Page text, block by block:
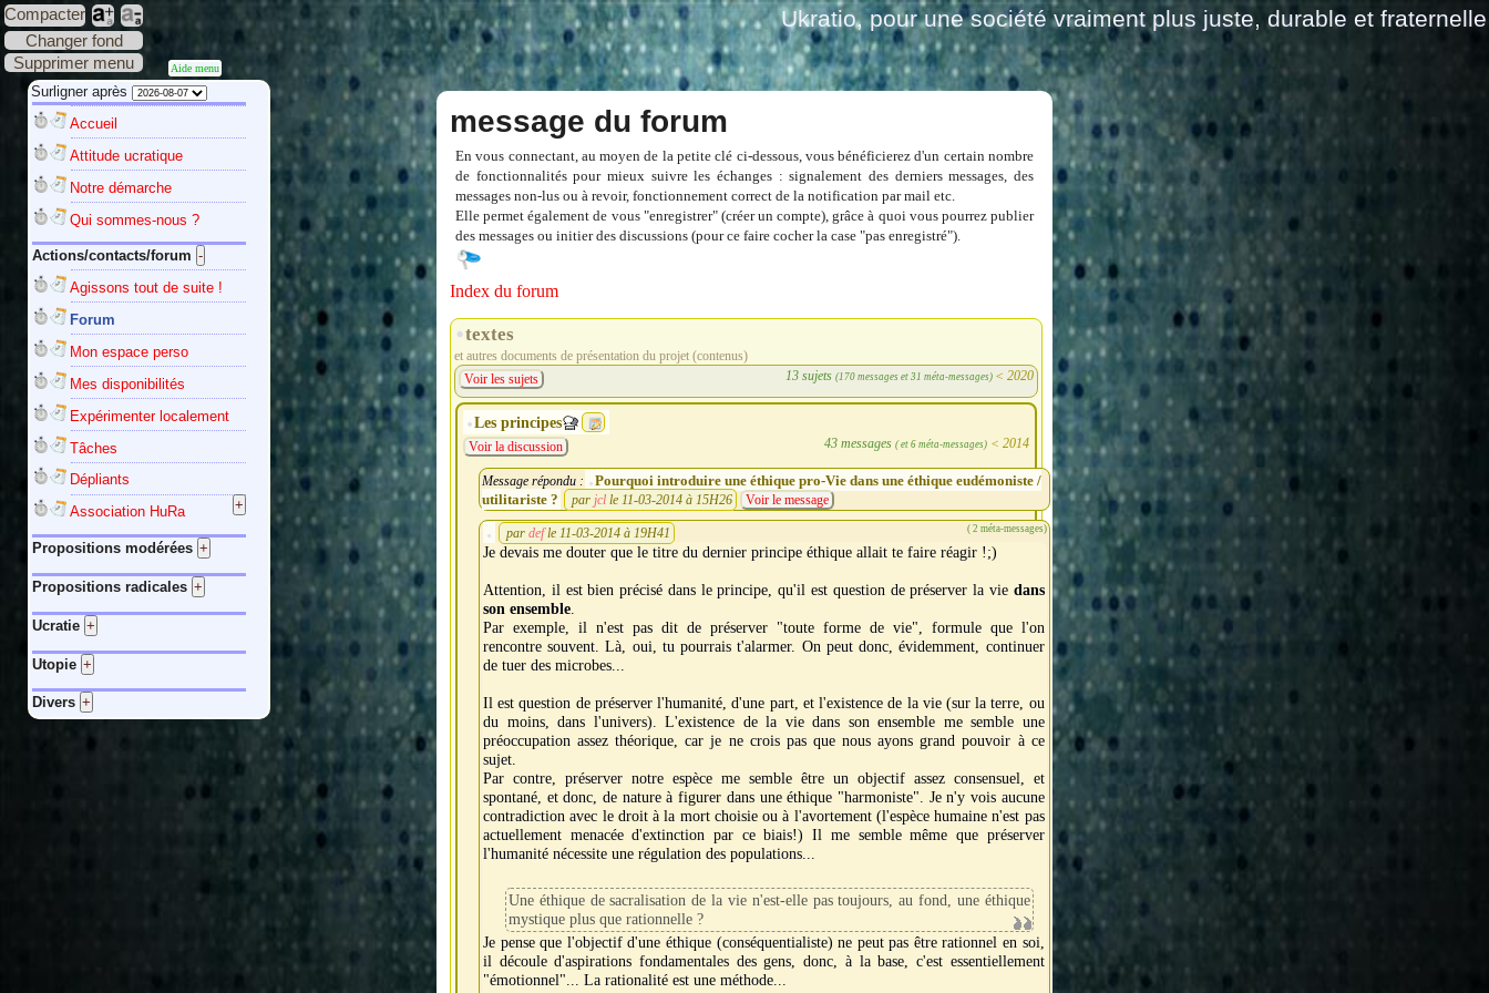
Compacter
Changer fond
Supprimer menu
Ukratio, pour une société vraiment plus juste, durable et fraternelle
Aide menu
Surligner après
Accueil
Attitude ucratique
Notre démarche
Qui sommes-nous ?
Actions/contacts/forum
Agissons tout de suite !
Forum
Mon espace perso
Mes disponibilités
Expérimenter localement
Tâches
Dépliants
Association HuRa
Propositions modérées
Propositions radicales
Ucratie
Utopie
Divers
message du forum
En vous connectant, au moyen de la petite clé ci-dessous, vous bénéficierez d'un certain nombre
de fonctionnalités pour mieux suivre les échanges : signalement des derniers messages, des
messages non-lus ou à revoir, fonctionnement correct de la notification par mail etc.
Elle permet également de vous "enregistrer" (créer un compte), grâce à quoi vous pourrez publier
des messages ou initier des discussions (pour ce faire cocher la case "pas enregistré").
Index du forum
textes
et autres documents de présentation du projet (contenus)
13 sujets (170 messages et 31 méta-messages) < 2020
Voir les sujets
Les principes
43 messages ( et 6 méta-messages)< 2014
Voir la discussion
Message répondu :
Pourquoi introduire une éthique pro-Vie dans une éthique eudémoniste /
utilitariste ?
par jcl le 11-03-2014 à 15H26 Voir le message
par def le 11-03-2014 à 19H41 ( 2 méta-messages)
Je devais me douter que le titre du dernier principe éthique allait te faire réagir !;)
Attention, il est bien précisé dans le principe, qu'il est question de préserver la vie dans
son ensemble
Par exemple, il n'est pas dit de préserver "toute forme de vie", formule que l'on
rencontre souvent. Là, oui, tu pourrais t'alarmer. On peut donc, évidemment, continuer
de tuer des microbes...
Il est question de préserver l'humanité, d'une part, et l'existence de la vie (sur la terre, ou
du moins, dans l'univers). L'existence de la vie dans son ensemble me semble une
préoccupation assez théorique, car je ne crois pas que nous ayons grand pouvoir à ce
sujet.
Par contre, préserver notre espèce me semble être un objectif assez consensuel, et
spontané, et donc, de nature à figurer dans une éthique "harmoniste". Je n'y vois aucune
contradiction avec le droit à la mort choisie ou à l'avortement (l'espèce humaine n'est pas
actuellement menacée d'extinction par ce biais!) Il me semble même que préserver
l'humanité nécessite une régulation des populations...
Une éthique de sacralisation de la vie n'est-elle pas toujours, au fond, une éthique
mystique plus que rationnelle ?
Je pense que l'objectif d'une éthique (conséquentialiste) ne peut pas être rationnel en soi,
il découle d'aspirations fondamentales des gens, donc, à la base, c'est essentiellement
"émotionnel"... La rationalité est une méthode...